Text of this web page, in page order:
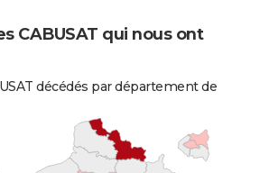
CABUSAT qui nous ont
décédés par département de